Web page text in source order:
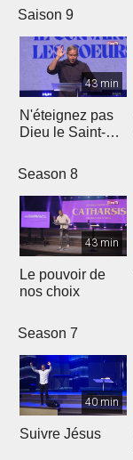
Saison 9
43 min
N'éteignez pas
Dieu le Saint-
Season 8
43 min
Le pouvoir de
nos choix
Season 7
40 min
Suivre Jésus